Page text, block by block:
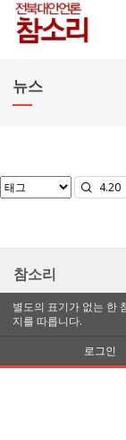
뉴스
참소리
별도의 표기가 없는 한
지를 따릅니다.
로그인